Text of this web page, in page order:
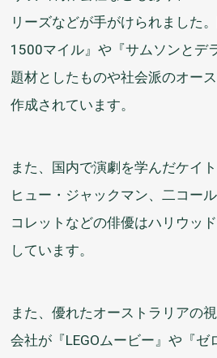
リーズなどが手がけられました。
1500マイル』や『サムソンとデ
題材としたものや社会派のオー
作成されています。
また、 国内で演劇を学んだケイ
ヒュー・ジャックマン、二コー
コレットなどの俳優はハリウッ
しています。
また、優れたオーストラリアの
会社が『LEGOムービー』や『